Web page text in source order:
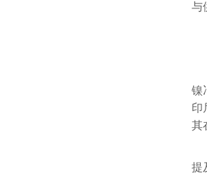
与
镍
印
其
提